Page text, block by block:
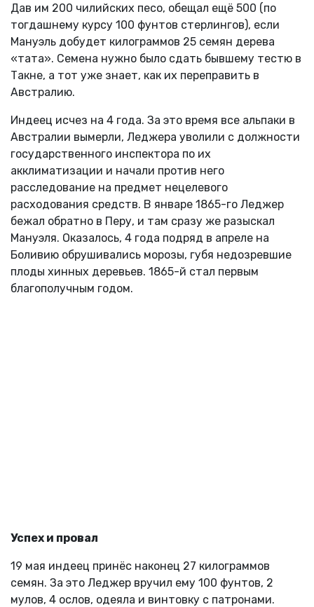
Дав им 200 чилийских песо, обещал ещё 500 (по
тогдашнему курсу 100 фунтов стерлингов), если
Мануэль добудет килограммов 25 семян дерева
«тата». Семена нужно было сдать бывшему тестю в
Такне, а тот уже знает, как их переправить в
Австралию.
Индеец исчез на 4 года. За это время все альпаки в
Австралии вымерли, Леджера уволили с должности
государственного инспектора по их
акклиматизации и начали против него
расследование на предмет нецелевого
расходования средств. В январе 1865-го Леджер
бежал обратно в Перу, и там сразу же разыскал
Мануэля. Оказалось, 4 года подряд в апреле на
Боливию обрушивались морозы, губя недозревшие
плоды хинных деревьев. 1865-й стал первым
благополучным годом.
Успех и провал
19 мая индеец принёс наконец 27 килограммов
семян. За это Леджер вручил ему 100 фунтов, 2
мулов, 4 ослов, одеяла и винтовку с патронами.